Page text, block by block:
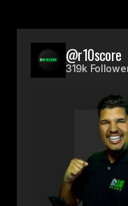
@r10score
319k